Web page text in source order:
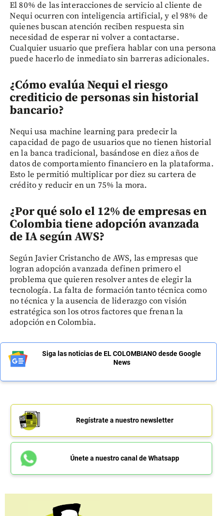
El 80% de las interacciones de servicio al cliente de
Nequi ocurren con inteligencia artificial, y el 98% de
quienes buscan atención reciben respuesta sin
necesidad de esperar ni volver a contactarse.
Cualquier usuario que prefiera hablar con una persona
puede hacerlo de inmediato sin barreras adicionales.
¿Cómo evalúa Nequi el riesgo
crediticio de personas sin historial
bancario?
Nequi usa machine learning para predecir la
capacidad de pago de usuarios que no tienen historial
en la banca tradicional, basándose en diez años de
datos de comportamiento financiero en la plataforma.
Esto le permitió multiplicar por diez su cartera de
crédito y reducir en un 75% la mora.
¿Por qué solo el 12% de empresas en
Colombia tiene adopción avanzada
de IA según AWS?
Según Javier Cristancho de AWS, las empresas que
logran adopción avanzada definen primero el
problema que quieren resolver antes de elegir la
tecnología. La falta de formación tanto técnica como
no técnica y la ausencia de liderazgo con visión
estratégica son los otros factores que frenan la
adopción en Colombia.
Siga las noticias de EL COLOMBIANO desde Google
News
Regístrate a nuestro newsletter
Únete a nuestro canal de Whatsapp